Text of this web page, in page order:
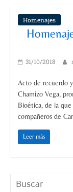
Homenajes
31/10/2018
Acto de recuerdo
Chamizo Vega,
Bioética, de la
compañeros de
Leer más